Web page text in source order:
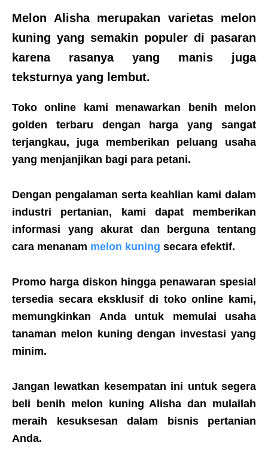
Melon Alishamerupakan varietas melon
kuning yang semakin populer di pasaran
karena rasanya yang manis juga
teksturnya yang lembut.
Toko online kami menawarkan benih melon
golden terbaru dengan harga yang sangat
terjangkau, juga memberikan peluang usaha
yang menjanjikan bagi para petani.
Dengan pengalaman serta keahlian kami dalam
industri pertanian, kami dapat memberikan
informasi yang akurat dan berguna tentang
cara menanam melon kuning secara efektif.
Promo harga diskon hingga penawaran spesial
tersedia secara eksklusif di toko online kami,
memungkinkan Anda untuk memulai usaha
tanaman melon kuning dengan investasi yang
minim.
Jangan lewatkan kesempatan ini untuk segera
beli benih melon kuning Alisha dan mulailah
meraih kesuksesan dalam bisnis pertanian
Anda.